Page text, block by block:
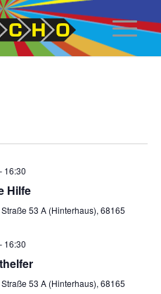
16:30
Hilfe
53 A (Hinterhaus), 68165
16:30
53 A (Hinterhaus), 68165